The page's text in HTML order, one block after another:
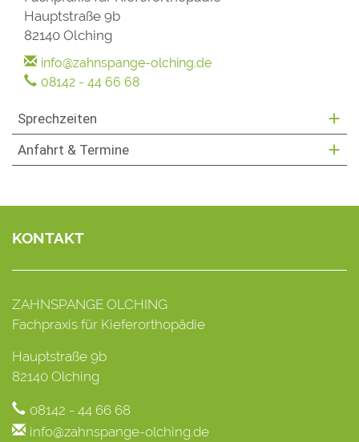
Hauptstraße 9b
82140 Olching
info@zahnspange-olching.de
08142 - 44 66 68
Sprechzeiten
Anfahrt & Termine
KONTAKT
ZAHNSPANGE OLCHING
Fachpraxis für Kieferorthopädie
Hauptstraße 9b
82140 Olching
08142 - 44 66 68
info@zahnspange-olching.de